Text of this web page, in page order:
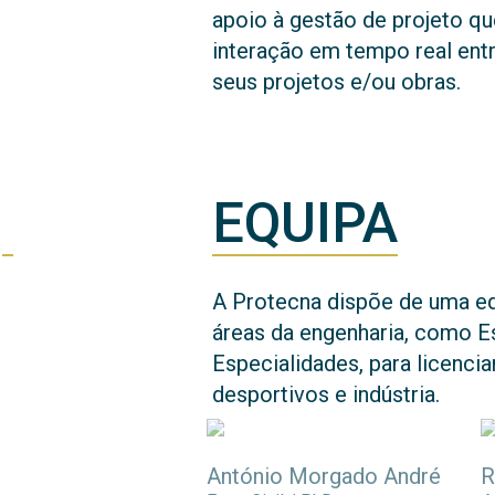
apoio à gestão de projeto
interação em tempo real
seus projetos e/ou obras.
EQUIPA
A Protecna dispõe de uma
áreas da engenharia, como
Especialidades, para
desportivos e indústria.
António Morgado André